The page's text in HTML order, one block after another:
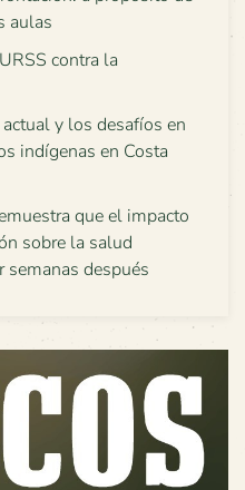
aulas
contra la
y los desafíos en
indígenas en Costa
que el impacto
sobre la salud
semanas después